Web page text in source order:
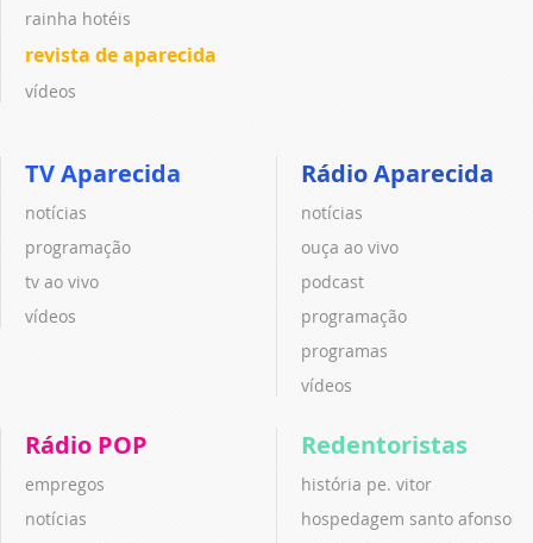
rainha hotéis
revista de aparecida
vídeos
TV Aparecida
notícias
programação
tv ao vivo
vídeos
Rádio Aparecida
notícias
ouça ao vivo
podcast
programação
programas
vídeos
Rádio POP
empregos
notícias
Redentoristas
história pe. vitor
hospedagem santo afonso